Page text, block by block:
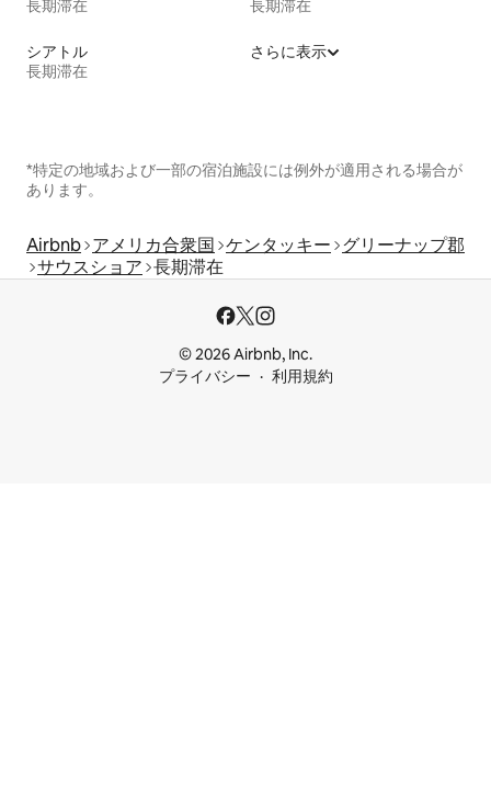
長期滞在 長期滞在
シアトル
長期滞在
さらに表示
*特定の地域および一部の宿泊施設には例外が適用される場合が
あります。
Airbnb アメリカ合衆国 ケンタッキー グリーナップ郡
サウスショア 長期滞在
© 2026 Airbnb, Inc.
プライバシー
利用規約